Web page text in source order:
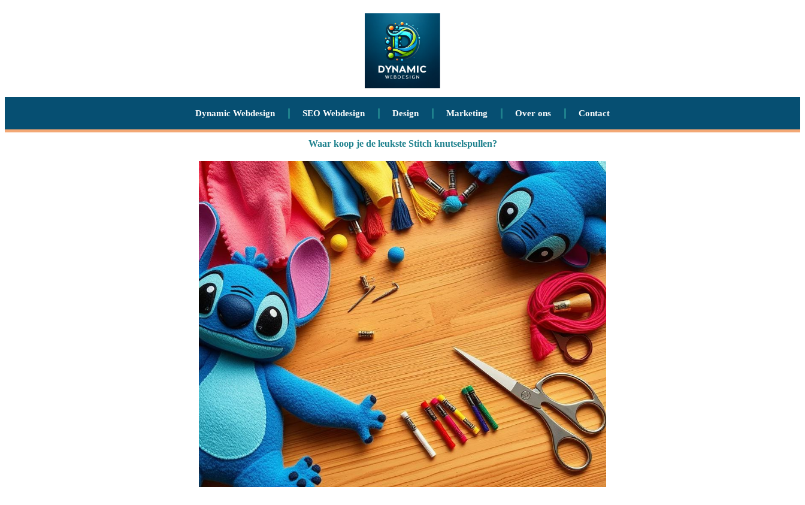
Dynamic Webdesign SEO Webdesign Design Marketing Over ons Contact
Waar koop je de leukste Stitch knutselspullen?